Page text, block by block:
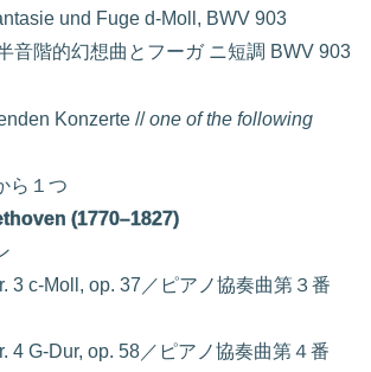
und Fuge d-Moll, BWV 903
音階的幻想曲とフーガ ニ短調 BWV 903
Konzerte //one of the following
ら１つ
(1770–1827)
3 c-Moll, op. 37／ピアノ協奏曲第３番
4 G-Dur, op. 58／ピアノ協奏曲第４番